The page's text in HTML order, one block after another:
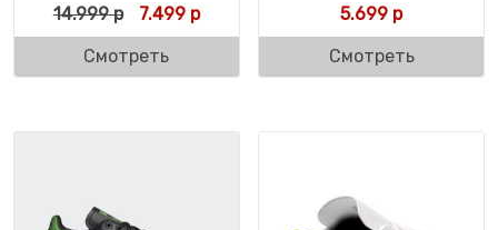
14.999р Первоначальная цена составляла 14.999
7.499рТекущая цена: 7.499 р.
Смотреть
5.699 р
Смотреть